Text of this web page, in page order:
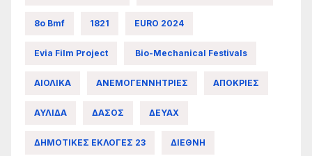
8ο Bmf 1821 EURO 2024
Evia Film Project Bio-Mechanical Festivals
ΑΙΟΛΙΚΑ ΑΝΕΜΟΓΕΝΝΗΤΡΙΕΣ ΑΠΟΚΡΙΕΣ
ΑΥΛΙΔΑ ΔΑΣΟΣ ΔΕΥΑΧ
ΔΗΜΟΤΙΚΕΣ ΕΚΛΟΓΕΣ 23 ΔΙΕΘΝΗ